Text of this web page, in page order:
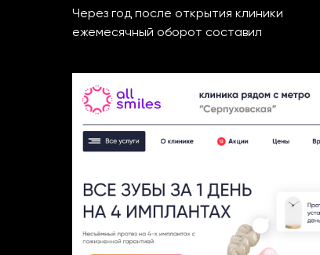
Через год после открытия клиники
ежемесячный оборот составил